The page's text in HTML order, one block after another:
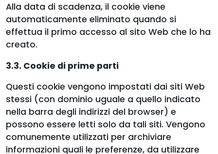
Alla data di scadenza, il cookie viene
automaticamente eliminato quando si
effettua il primo accesso al sito Web che lo ha
creato.
3.3. Cookie di prime parti
Questi cookie vengono impostati dai siti Web
stessi (con dominio uguale a quello indicato
nella barra degli indirizzi del browser) e
possono essere letti solo da tali siti. Vengono
comunemente utilizzati per archiviare
informazioni quali le preferenze, da utilizzare